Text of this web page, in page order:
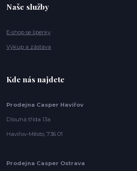
Naše služby
E-shop se šperky
Výkup a zástava
Kde nás najdete
Prodejna Casper Havířov
Dlouhá třída 13a
Havířov-Město, 736 01
Prodejna Casper Ostrava